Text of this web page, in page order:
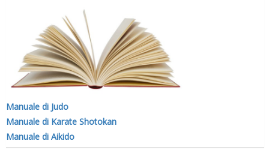
Manuale di Judo
Manuale di Karate Shotokan
Manuale di Aikido